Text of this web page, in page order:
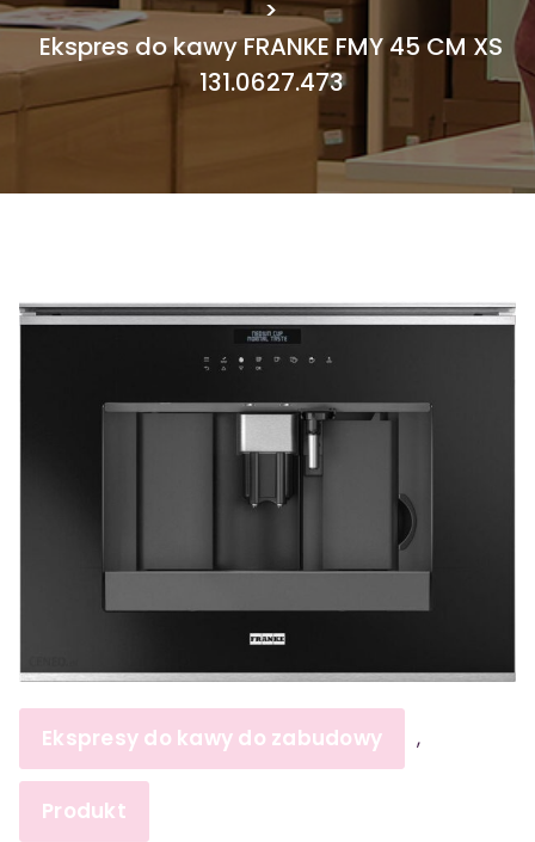
>
Ekspres do kawy FRANKE FMY 45 CM XS
131.0627.473
Ekspresy do kawy do zabudowy ,
Produkt